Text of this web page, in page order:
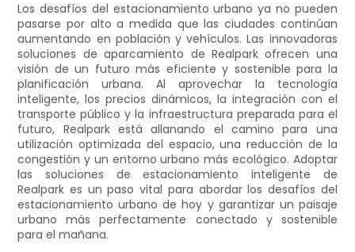
Los desafíos del estacionamiento urbano ya no pueden
pasarse por alto a medida que las ciudades continúan
aumentando en población y vehículos. Las innovadoras
soluciones de aparcamiento de Realpark ofrecen una
visión de un futuro más eficiente y sostenible para la
planificación urbana. Al aprovechar la tecnología
inteligente, los precios dinámicos, la integración con el
transporte público y la infraestructura preparada para el
futuro, Realpark está allanando el camino para una
utilización optimizada del espacio, una reducción de la
congestión y un entorno urbano más ecológico. Adoptar
las soluciones de estacionamiento inteligente de
Realpark es un paso vital para abordar los desafíos del
estacionamiento urbano de hoy y garantizar un paisaje
urbano más perfectamente conectado y sostenible
para el mañana.